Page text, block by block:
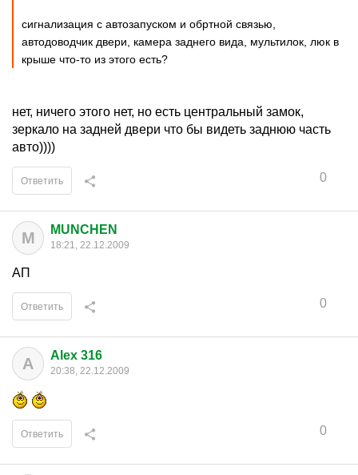
сигнализация с автозапуском и обртной связью,
автодоводчик двери, камера заднего вида, мультилок, люк в
крыше что-то из этого есть?
нет, ничего этого нет, но есть центральный замок,
зеркало на задней двери что бы видеть заднюю часть
авто))))
0
Ответить
M MUNCHEN
18:21, 22.12.2009
АП
0
Ответить
A Alex 316
20:38, 22.12.2009
0
Ответить